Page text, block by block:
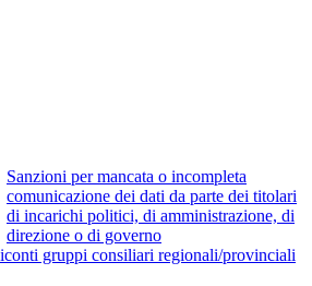
Sanzioni per mancata o incompleta
comunicazione dei dati da parte dei titolari
di incarichi politici, di amministrazione, di
direzione o di governo
gruppi consiliari regionali/provinciali